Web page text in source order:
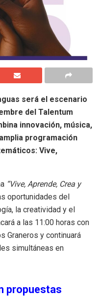
será el escenario
del Talentum
innovación, música,
programación
Vive,
“Vive, Aprende, Crea y
oportunidades del
la creatividad y el
a las 11:00 horas con
Graneros y continuará
simultáneas en
propuestas